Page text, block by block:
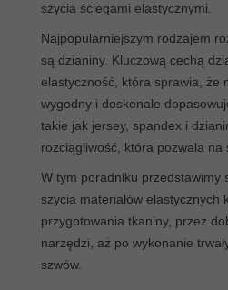
7.2. Zwijanie się brzegów
7.3. Rozciąganie i
8. Porady dla początkujących
maszynowym
8.1. Szycie ręczne dla
możliwe?
8.2. Ćwiczenia na
9. Wnioski
10. FAQs
szycia ściegami elastycznymi.
Najpopularniejszym rodzajem
są dzianiny. Kluczową cechą
elastyczność, która sprawia, że
wygodny i doskonale
takie jak jersey, spandex i
rozciągliwość, która pozwala na
W tym poradniku przedstawimy
szycia materiałów elastycznych
przygotowania tkaniny, przez
narzędzi, aż po wykonanie
szwów.